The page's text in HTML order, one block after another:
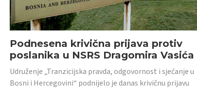
Podnesena krivična prijava protiv
poslanika u NSRS Dragomira Vasića
Udruženje „Tranzicijska pravda, odgovornost i sjećanje u
Bosni i Hercegovini“ podnijelo je danas krivičnu prijavu